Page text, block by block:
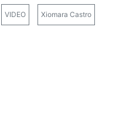
VIDEO Xiomara Castro